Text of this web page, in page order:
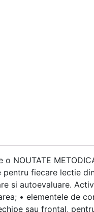
NOUTATE
fiecare lectie
si autoevaluare.
• elementele de
sau frontal,